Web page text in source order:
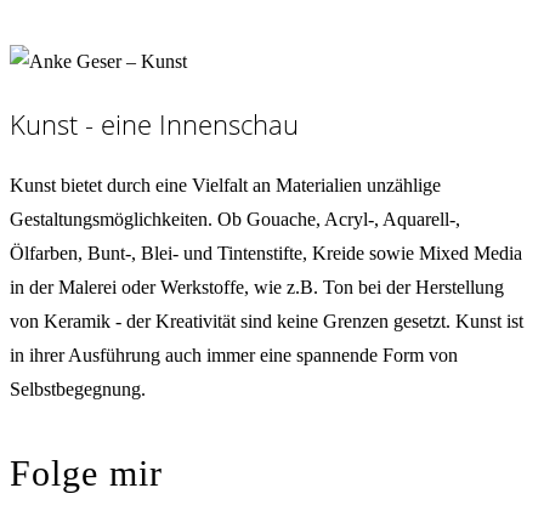
Kunst - eine Innenschau
Kunst bietet durch eine Vielfalt an Materialien unzählige
Gestaltungsmöglichkeiten. Ob Gouache, Acryl-, Aquarell-,
Ölfarben, Bunt-, Blei- und Tintenstifte, Kreide sowie Mixed Media
in der Malerei oder Werkstoffe, wie z.B. Ton bei der Herstellung
von Keramik - der Kreativität sind keine Grenzen gesetzt. Kunst ist
in ihrer Ausführung auch immer eine spannende Form von
Selbstbegegnung.
Folge mir